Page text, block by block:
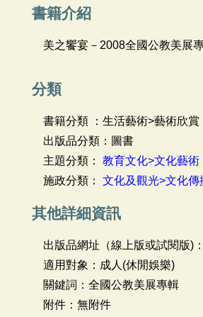
書籍介紹
美之饗宴－2008全國公教美展
分類
書籍分類 ：生活藝術>藝術欣賞
出版品分類：圖書
主題分類： 教育文化>文化藝術
施政分類： 文化及觀光>文化傳
其他詳細資訊
出版品網址（線上版或試閱版)
適用對象：成人(休閒娛樂)
關鍵詞：全國公教美展專輯
附件：無附件